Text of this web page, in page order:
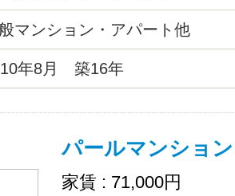
ステム、給湯、バストイレ別
角部屋、出窓、バルコニー、
、各居室照明、ピクチャーレー
ム、クローゼット、シューズ
地内ごみ置き場、ネット使用料
マンション・アパート他
年8月 築16年
パールマンション
家賃 : 71,000円